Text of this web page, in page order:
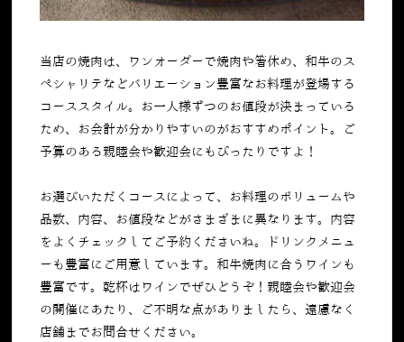
当店の焼肉は、ワンオーダーで焼肉や箸休め、和牛のス
ペシャリテなどバリエーション豊富なお料理が登場する
コーススタイル。お一人様ずつのお値段が決まっている
ため、お会計が分かりやすいのがおすすめポイント。ご
予算のある親睦会や歓迎会にもぴったりですよ！
お選びいただくコースによって、お料理のボリュームや
品数、内容、お値段などがさまざまに異なります。内容
をよくチェックしてご予約くださいね。ドリンクメニュ
ーも豊富にご用意しています。和牛焼肉に合うワインも
豊富です。乾杯はワインでぜひどうぞ！親睦会や歓迎会
の開催にあたり、ご不明な点がありましたら、遠慮なく
店舗までお問合せください。